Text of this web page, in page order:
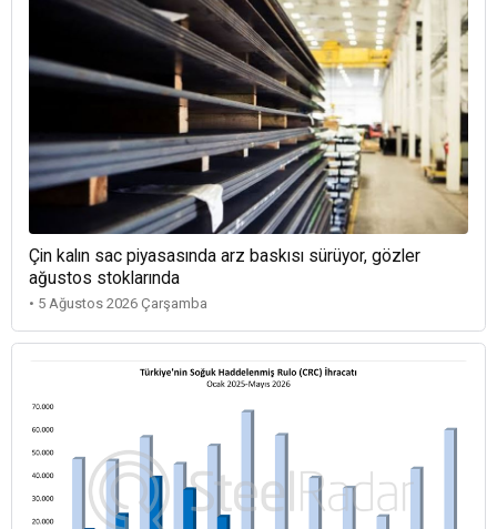
Çin kalın sac piyasasında arz baskısı sürüyor, gözler
ağustos stoklarında
• 5 Ağustos 2026 Çarşamba